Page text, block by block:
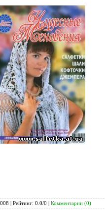
| Рейтинг: 0.0/0 | Комментарии (0)